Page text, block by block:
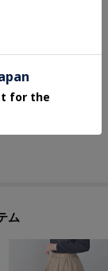
ム